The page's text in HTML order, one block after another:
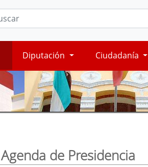
Diputación Ciudadanía
Agenda de Presidencia